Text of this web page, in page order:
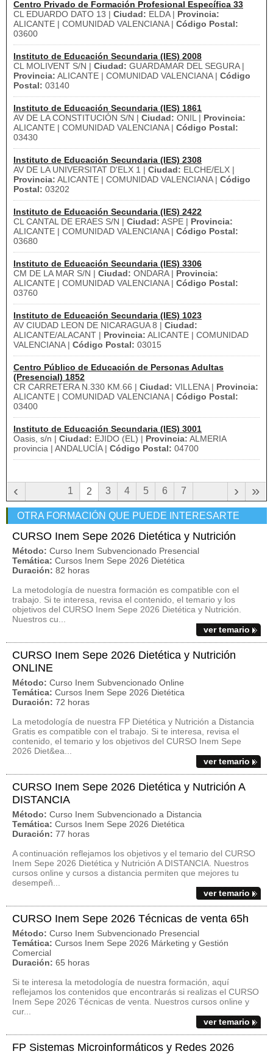
Centro Privado de Formación Profesional Específica 33
CL EDUARDO DATO 13 | Ciudad: ELDA | Provincia:
ALICANTE | COMUNIDAD VALENCIANA | Código Postal:
03600
Instituto de Educación Secundaria (IES) 2008
CL MOLIVENT S/N | Ciudad: GUARDAMAR DEL SEGURA |
Provincia: ALICANTE | COMUNIDAD VALENCIANA | Código
Postal: 03140
Instituto de Educación Secundaria (IES) 1861
AV DE LA CONSTITUCIÓN S/N | Ciudad: ONIL | Provincia:
ALICANTE | COMUNIDAD VALENCIANA | Código Postal:
03430
Instituto de Educación Secundaria (IES) 2308
AV DE LA UNIVERSITAT D'ELX 1 | Ciudad: ELCHE/ELX |
Provincia: ALICANTE | COMUNIDAD VALENCIANA | Código
Postal: 03202
Instituto de Educación Secundaria (IES) 2422
CL CANTAL DE ERAES S/N | Ciudad: ASPE | Provincia:
ALICANTE | COMUNIDAD VALENCIANA | Código Postal:
03680
Instituto de Educación Secundaria (IES) 3306
CM DE LA MAR S/N | Ciudad: ONDARA | Provincia:
ALICANTE | COMUNIDAD VALENCIANA | Código Postal:
03760
Instituto de Educación Secundaria (IES) 1023
AV CIUDAD LEON DE NICARAGUA 8 | Ciudad:
ALICANTE/ALACANT | Provincia: ALICANTE | COMUNIDAD
VALENCIANA | Código Postal: 03015
Centro Público de Educación de Personas Adultas
(Presencial) 1852
CR CARRETERA N.330 KM.66 | Ciudad: VILLENA | Provincia:
ALICANTE | COMUNIDAD VALENCIANA | Código Postal:
03400
Instituto de Educación Secundaria (IES) 3001
Oasis, s/n | Ciudad: EJIDO (EL) | Provincia: ALMERIA
provincia | ANDALUCÍA | Código Postal: 04700
‹ 1 2 3 4 5 6 7 »
›
OTRA FORMACIÓN QUE PUEDE INTERESARTE
CURSO Inem Sepe 2026 Dietética y Nutrición
Método: Curso Inem Subvencionado Presencial
Temática: Cursos Inem Sepe 2026 Dietética
Duración: 82 horas
La metodología de nuestra formación es compatible con el
trabajo. Si te interesa, revisa el contenido, el temario y los
objetivos del CURSO Inem Sepe 2026 Dietética y Nutrición.
Nuestros cu...
ver temario
CURSO Inem Sepe 2026 Dietética y Nutrición
ONLINE
Método: Curso Inem Subvencionado Online
Temática: Cursos Inem Sepe 2026 Dietética
Duración: 72 horas
La metodología de nuestra FP Dietética y Nutrición a Distancia
Gratis es compatible con el trabajo. Si te interesa, revisa el
contenido, el temario y los objetivos del CURSO Inem Sepe
2026 Diet&ea...
ver temario
CURSO Inem Sepe 2026 Dietética y Nutrición A
DISTANCIA
Método: Curso Inem Subvencionado a Distancia
Temática: Cursos Inem Sepe 2026 Dietética
Duración: 77 horas
A continuación reflejamos los objetivos y el temario del CURSO
Inem Sepe 2026 Dietética y Nutrición A DISTANCIA. Nuestros
cursos online y cursos a distancia permiten que mejores tu
desempeñ...
ver temario
CURSO Inem Sepe 2026 Técnicas de venta 65h
Método: Curso Inem Subvencionado Presencial
Temática: Cursos Inem Sepe 2026 Márketing y Gestión
Comercial
Duración: 65 horas
Si te interesa la metodología de nuestra formación, aquí
reflejamos los contenidos que encontrarás si realizas el CURSO
Inem Sepe 2026 Técnicas de venta. Nuestros cursos online y
cur...
ver temario
FP Sistemas Microinformáticos y Redes 2026